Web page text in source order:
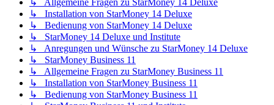
↳ Allgemeine Fragen zu StarMoney 14 Deluxe
↳ Installation von StarMoney 14 Deluxe
↳ Bedienung von StarMoney 14 Deluxe
↳ StarMoney 14 Deluxe und Institute
↳ Anregungen und Wünsche zu StarMoney 14 Deluxe
↳ StarMoney Business 11
↳ Allgemeine Fragen zu StarMoney Business 11
↳ Installation von StarMoney Business 11
↳ Bedienung von StarMoney Business 11